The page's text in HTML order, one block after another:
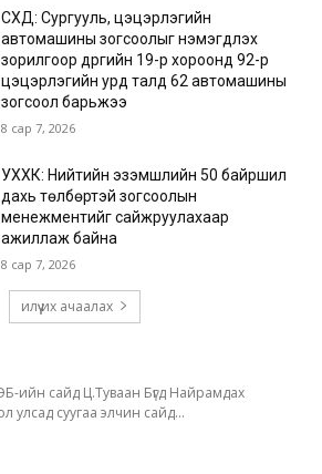
СХД: Сургууль, цэцэрлэгийн
автомашины зогсоолыг нэмэгдүүлэх
зорилгоор дүүргийн 19-р хороонд 92-р
цэцэрлэгийн урд талд 62 автомашины
зогсоол барьжээ
8 сар 7, 2026
УХХК: Нийтийн эзэмшлийн 50 байршил
дахь төлбөртэй зогсоолын
менежментийг сайжруулахаар
ажиллаж байна
8 сар 7, 2026
илүү их ачаалах